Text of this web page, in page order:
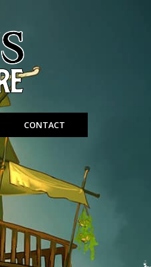
CONTACT